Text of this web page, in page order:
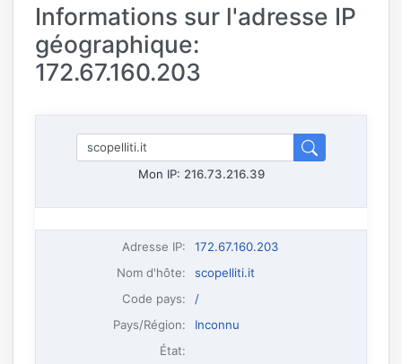
Informations sur l'adresse IP
géographique:
172.67.160.203
Mon IP: 216.73.216.39
Adresse IP:
172.67.160.203
Nom d'hôte:
scopelliti.it
Code pays:
/
Pays/Région:
Inconnu
État: